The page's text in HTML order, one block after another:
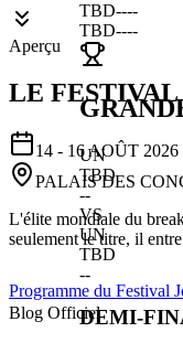
Aperçu
LE FESTIVAL
14 - 16 AOÛT 2026
PALAIS DES
L'élite mondiale du
seulement le titre, il
Programme du Festival
Blog Officiel
TBD----
TBD----
UN
TBD
--
VS
UN
TBD
--
DEMI-